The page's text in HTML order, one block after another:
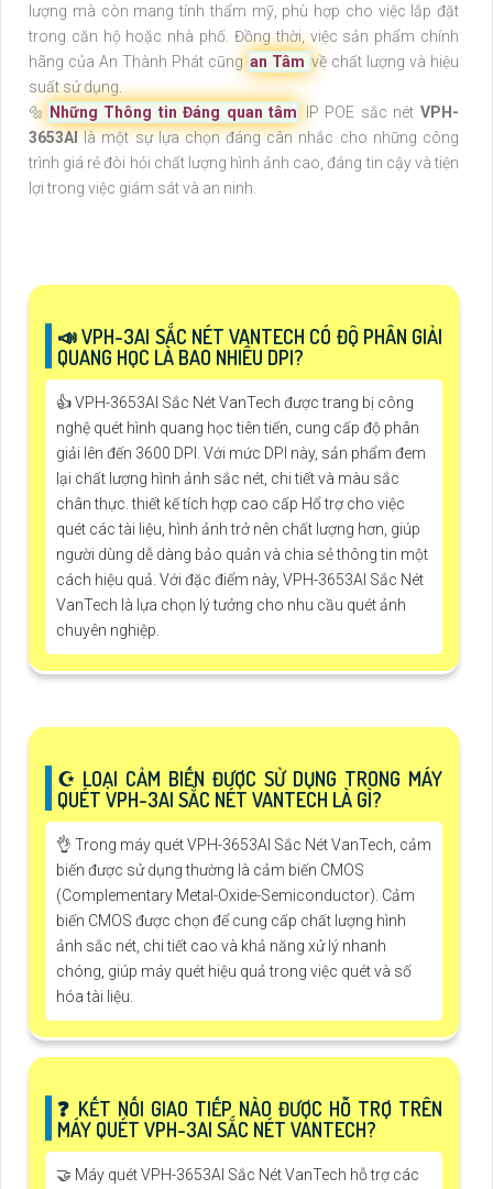
lượng mà còn mang tính thẩm mỹ, phù hợp cho việc lắp đặt
trong căn hộ hoặc nhà phố. Đồng thời, việc sản phẩm chính
hãng của An Thành Phát cũng an Tâm về chất lượng và hiệu
suất sử dụng.
🔩 Những Thông tin Đáng quan tâm IP POE sắc nétVPH-
3653AIlà một sự lựa chọn đáng cân nhắc cho những công
trình giá rẻ đòi hỏi chất lượng hình ảnh cao, đáng tin cậy và tiện
lợi trong việc giám sát và an ninh.
📣 VPH-3AI SẮC NÉT VANTECH CÓ ĐỘ PHÂN GIẢI
QUANG HỌC LÀ BAO NHIÊU DPI?
👍 VPH-3653AI Sắc Nét VanTech được trang bị công
nghệ quét hình quang học tiên tiến, cung cấp độ phân
giải lên đến 3600 DPI. Với mức DPI này, sản phẩm đem
lại chất lượng hình ảnh sắc nét, chi tiết và màu sắc
chân thực. thiết kế tích hợp cao cấp Hổ trợ cho việc
quét các tài liệu, hình ảnh trở nên chất lượng hơn, giúp
người dùng dễ dàng bảo quản và chia sẻ thông tin một
cách hiệu quả. Với đặc điểm này, VPH-3653AI Sắc Nét
VanTech là lựa chọn lý tưởng cho nhu cầu quét ảnh
chuyên nghiệp.
☪ LOẠI CẢM BIẾN ĐƯỢC SỬ DỤNG TRONG MÁY
QUÉT VPH-3AI SẮC NÉT VANTECH LÀ GÌ?
👌 Trong máy quét VPH-3653AI Sắc Nét VanTech, cảm
biến được sử dụng thường là cảm biến CMOS
(Complementary Metal-Oxide-Semiconductor). Cảm
biến CMOS được chọn để cung cấp chất lượng hình
ảnh sắc nét, chi tiết cao và khả năng xử lý nhanh
chóng, giúp máy quét hiệu quả trong việc quét và số
hóa tài liệu.
❓ KẾT NỐI GIAO TIẾP NÀO ĐƯỢC HỖ TRỢ TRÊN
MÁY QUÉT VPH-3AI SẮC NÉT VANTECH?
🤝 Máy quét VPH-3653AI Sắc Nét VanTech hỗ trợ các